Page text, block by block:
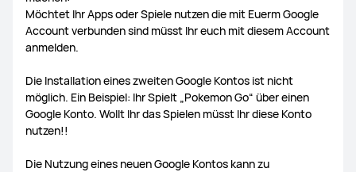
Möchtet Ihr Apps oder Spiele nutzen die mit Euerm Google
Account verbunden sind müsst Ihr euch mit diesem Account
anmelden.
Die Installation eines zweiten Google Kontos ist nicht
möglich. Ein Beispiel: Ihr Spielt „Pokemon Go“ über einen
Google Konto. Wollt Ihr das Spielen müsst Ihr diese Konto
nutzen!!
Die Nutzung eines neuen Google Kontos kann zu